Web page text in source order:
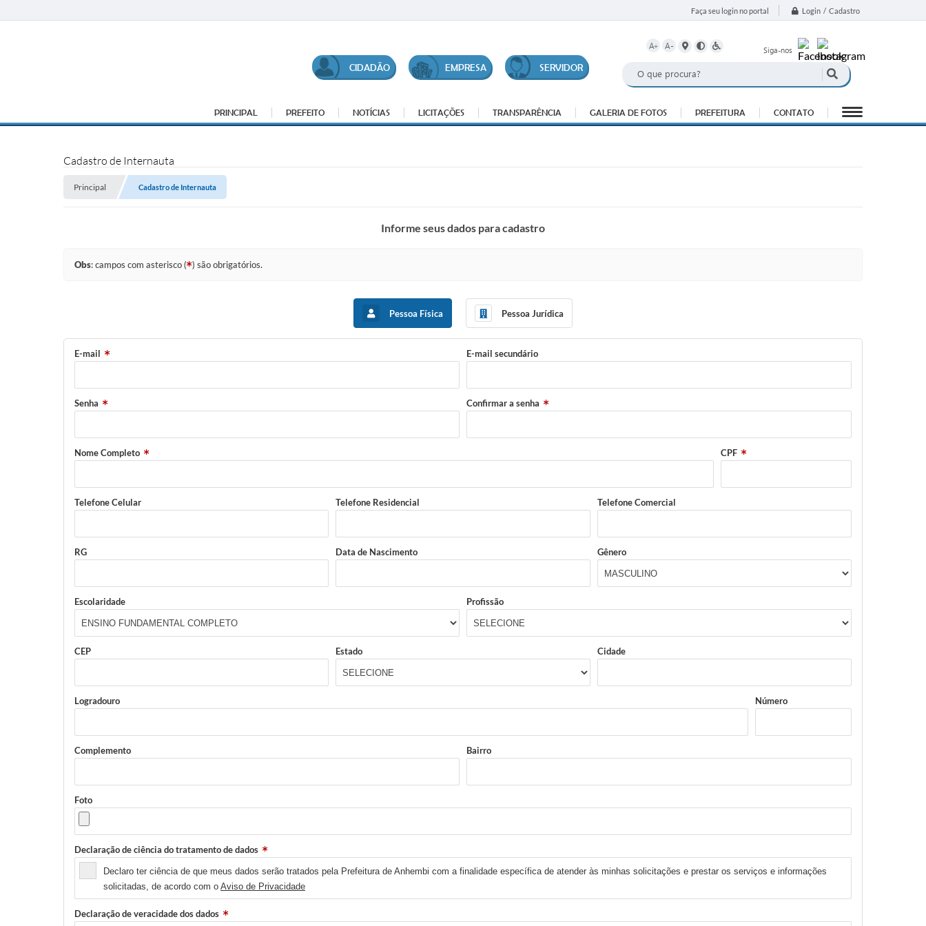
Faça seu login no portal Login / Cadastro
CIDADÃO EMPRESA SERVIDOR
A+ A- Siga-nos
PRINCIPAL PREFEITO NOTÍCIAS LICITAÇÕES TRANSPARÊNCIA GALERIA DE FOTOS PREFEITURA CONTATO
Cadastro de Internauta
Principal Cadastro de Internauta
Informe seus dados para cadastro
Obs: campos com asterisco ( ) são obrigatórios.
Pessoa Física Pessoa Jurídica
E-mail E-mail secundário
Senha Confirmar a senha
Nome Completo CPF
Telefone Celular Telefone Residencial Telefone Comercial
RG Data de Nascimento Gênero
Escolaridade Profissão
CEP Estado Cidade
Logradouro Número
Complemento Bairro
Foto
Declaração de ciência do tratamento de dados
Declaro ter ciência de que meus dados serão tratados pela Prefeitura de Anhembi com a finalidade específica de atender às minhas solicitações e prestar os serviços e informações
solicitadas, de acordo com o Aviso de Privacidade
Declaração de veracidade dos dados